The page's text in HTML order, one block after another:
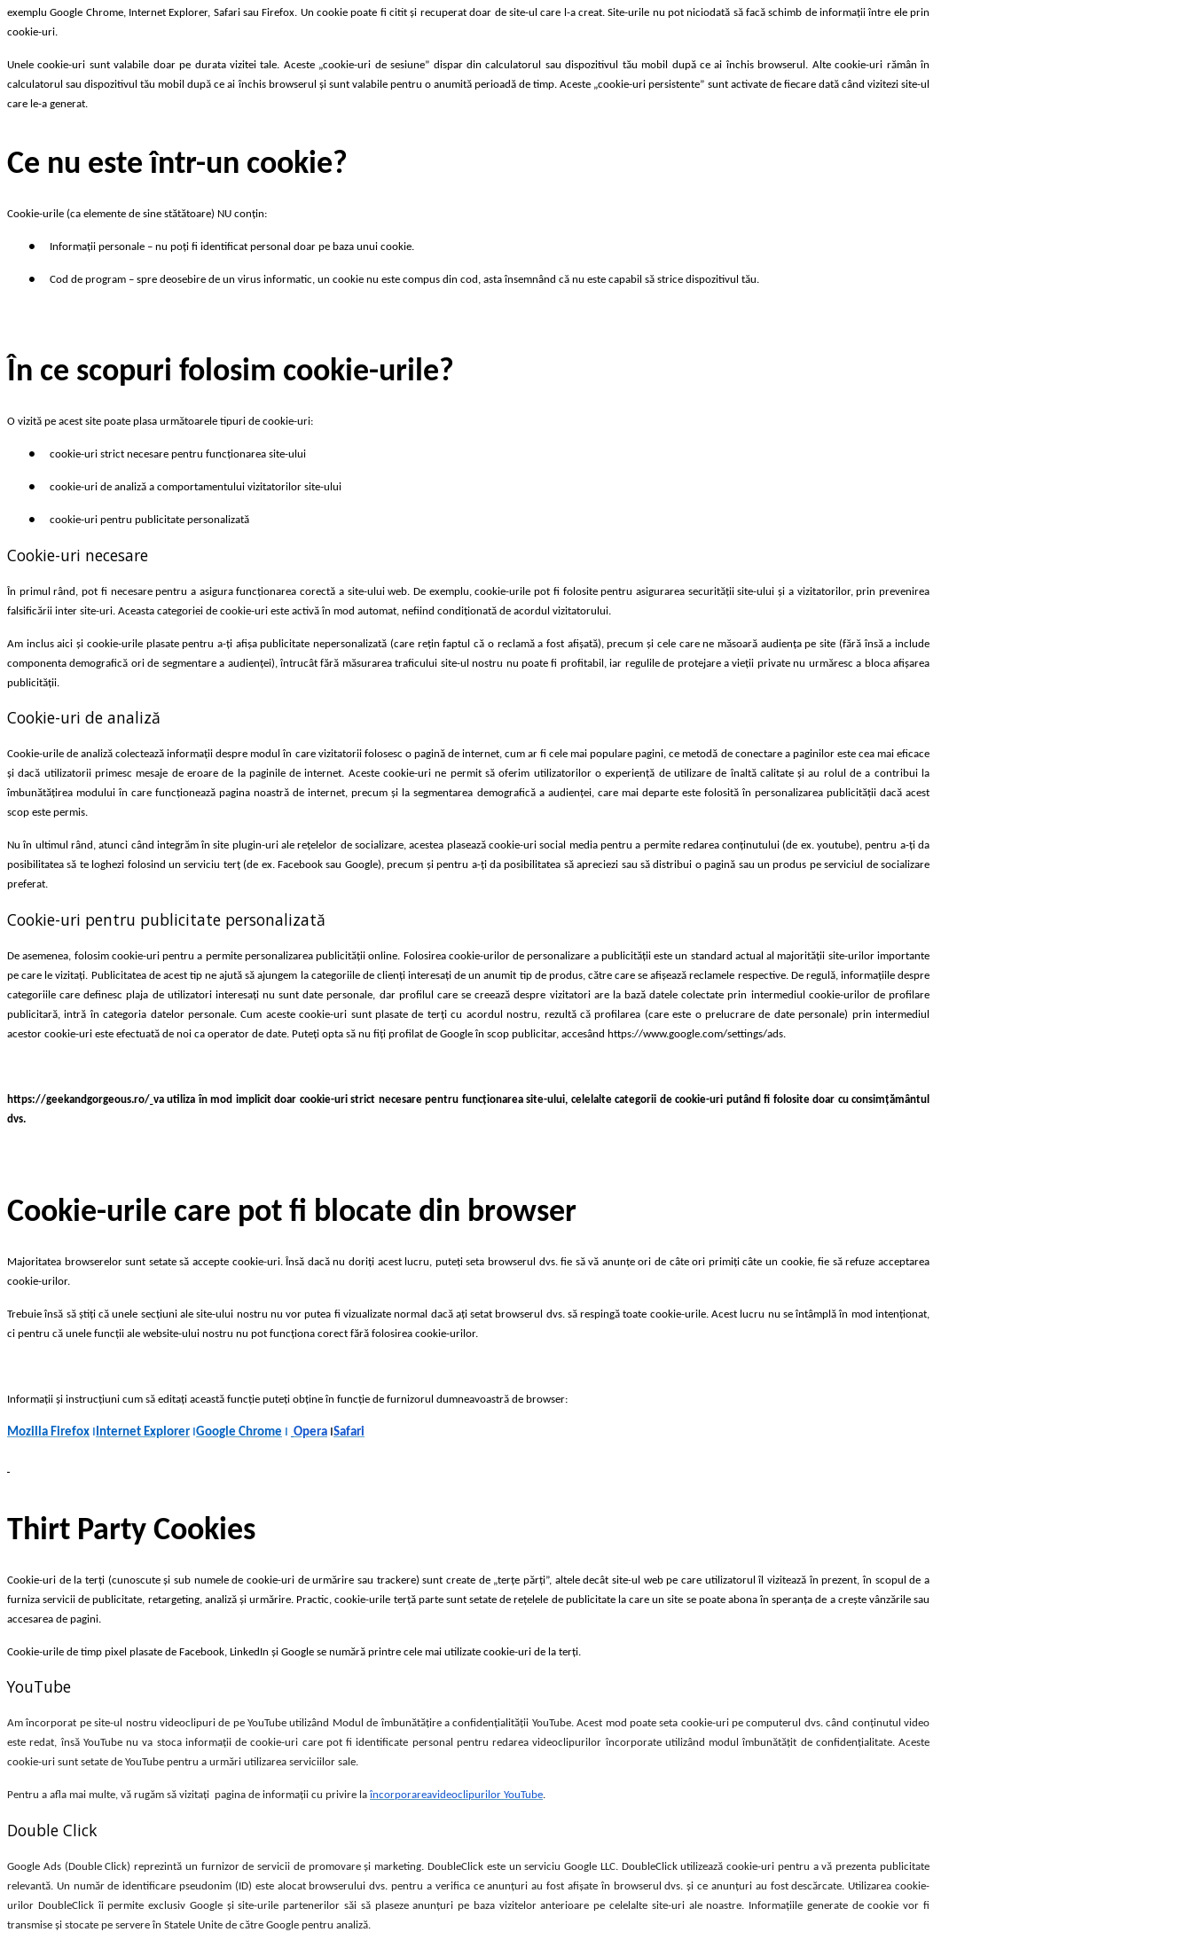
exemplu Google Chrome, Internet Explorer, Safari sau Firefox. Un cookie poate fi citit și recuperat doar de site-ul care l-a creat. Site-urile nu pot niciodată să facă schimb de informații între ele prin
cookie-uri.
Unele cookie-uri sunt valabile doar pe durata vizitei tale. Aceste „cookie-uri de sesiune” dispar din calculatorul sau dispozitivul tău mobil după ce ai închis browserul. Alte cookie-uri rămân în
calculatorul sau dispozitivul tău mobil după ce ai închis browserul și sunt valabile pentru o anumită perioadă de timp. Aceste „cookie-uri persistente” sunt activate de fiecare dată când vizitezi site-ul
care le-a generat.
Ce nu este într-un cookie?
Cookie-urile (ca elemente de sine stătătoare) NU conțin:
● Informații personale – nu poți fi identificat personal doar pe baza unui cookie.
● Cod de program – spre deosebire de un virus informatic, un cookie nu este compus din cod, asta însemnând că nu este capabil să strice dispozitivul tău.
În ce scopuri folosim cookie-urile?
O vizită pe acest site poate plasa următoarele tipuri de cookie-uri:
● cookie-uri strict necesare pentru funcționarea site-ului
● cookie-uri de analiză a comportamentului vizitatorilor site-ului
● cookie-uri pentru publicitate personalizată
Cookie-uri necesare
În primul rând, pot fi necesare pentru a asigura funcţionarea corectă a site-ului web. De exemplu, cookie-urile pot fi folosite pentru asigurarea securității site-ului și a vizitatorilor, prin prevenirea
falsificării inter site-uri. Aceasta categoriei de cookie-uri este activă în mod automat, nefiind condiţionată de acordul vizitatorului.
Am inclus aici şi cookie-urile plasate pentru a-ţi afişa publicitate nepersonalizată (care reţin faptul că o reclamă a fost afişată), precum şi cele care ne măsoară audienţa pe site (fără însă a include
componenta demografică ori de segmentare a audienţei), întrucât fără măsurarea traficului site-ul nostru nu poate fi profitabil, iar regulile de protejare a vieţii private nu urmăresc a bloca afişarea
publicităţii.
Cookie-uri de analiză
Cookie-urile de analiză colectează informații despre modul în care vizitatorii folosesc o pagină de internet, cum ar fi cele mai populare pagini, ce metodă de conectare a paginilor este cea mai eficace
și dacă utilizatorii primesc mesaje de eroare de la paginile de internet. Aceste cookie-uri ne permit să oferim utilizatorilor o experiență de utilizare de înaltă calitate şi au rolul de a contribui la
îmbunătățirea modului în care funcționează pagina noastră de internet, precum şi la segmentarea demografică a audienţei, care mai departe este folosită în personalizarea publicităţii dacă acest
scop este permis.
Nu în ultimul rând, atunci când integrăm în site plugin-uri ale reţelelor de socializare, acestea plasează cookie-uri social media pentru a permite redarea conţinutului (de ex. youtube), pentru a-ţi da
posibilitatea să te loghezi folosind un serviciu terţ (de ex. Facebook sau Google), precum şi pentru a-ţi da posibilitatea să apreciezi sau să distribui o pagină sau un produs pe serviciul de socializare
preferat.
Cookie-uri pentru publicitate personalizată
De asemenea, folosim cookie-uri pentru a permite personalizarea publicităţii online. Folosirea cookie-urilor de personalizare a publicității este un standard actual al majorității site-urilor importante
pe care le vizitați. Publicitatea de acest tip ne ajută să ajungem la categoriile de clienți interesați de un anumit tip de produs, către care se afişează reclamele respective. De regulă, informațiile despre
categoriile care definesc plaja de utilizatori interesați nu sunt date personale, dar profilul care se creează despre vizitatori are la bază datele colectate prin intermediul cookie-urilor de profilare
publicitară, intră în categoria datelor personale. Cum aceste cookie-uri sunt plasate de terți cu acordul nostru, rezultă că profilarea (care este o prelucrare de date personale) prin intermediul
acestor cookie-uri este efectuată de noi ca operator de date. Puteţi opta să nu fiţi profilat de Google în scop publicitar, accesând https://www.google.com/settings/ads.
https://geekandgorgeous.ro/ va utiliza în mod implicit doar cookie-uri strict necesare pentru funcționarea site-ului, celelalte categorii de cookie-uri putând fi folosite doar cu consimțământul
dvs.
Cookie-urile care pot fi blocate din browser
Majoritatea browserelor sunt setate să accepte cookie-uri. Însă dacă nu doriți acest lucru, puteți seta browserul dvs. fie să vă anunțe ori de câte ori primiți câte un cookie, fie să refuze acceptarea
cookie-urilor.
Trebuie însă să știți că unele secțiuni ale site-ului nostru nu vor putea fi vizualizate normal dacă ați setat browserul dvs. să respingă toate cookie-urile. Acest lucru nu se întâmplă în mod intenționat,
ci pentru că unele funcții ale website-ului nostru nu pot funcționa corect fără folosirea cookie-urilor.
Informaţii şi instrucţiuni cum să editaţi această funcţie puteţi obţine în funcţie de furnizorul dumneavoastră de browser:
Mozilla Firefox Internet Explorer Google Chrome Opera Safari
Thirt Party Cookies
Cookie-uri de la terți (cunoscute și sub numele de cookie-uri de urmărire sau trackere) sunt create de „terțe părți”, altele decât site-ul web pe care utilizatorul îl vizitează în prezent, în scopul de a
furniza servicii de publicitate, retargeting, analiză și urmărire. Practic, cookie-urile terță parte sunt setate de rețelele de publicitate la care un site se poate abona în speranța de a crește vânzările sau
accesarea de pagini.
Cookie-urile de timp pixel plasate de Facebook, LinkedIn și Google se numără printre cele mai utilizate cookie-uri de la terți.
YouTube
Am încorporat pe site-ul nostru videoclipuri de pe YouTube utilizând Modul de îmbunătățire a confidențialității YouTube. Acest mod poate seta cookie-uri pe computerul dvs. când conținutul video
este redat, însă YouTube nu va stoca informații de cookie-uri care pot fi identificate personal pentru redarea videoclipurilor încorporate utilizând modul îmbunătățit de confidențialitate. Aceste
cookie-uri sunt setate de YouTube pentru a urmări utilizarea serviciilor sale.
Pentru a afla mai multe, vă rugăm să vizitați pagina de informații cu privire laîncorporareavideoclipurilor YouTube.
Double Click
Google Ads (Double Click) reprezintă un furnizor de servicii de promovare și marketing. DoubleClick este un serviciu Google LLC. DoubleClick utilizează cookie-uri pentru a vă prezenta publicitate
relevantă. Un număr de identificare pseudonim (ID) este alocat browserului dvs. pentru a verifica ce anunțuri au fost afișate în browserul dvs. și ce anunțuri au fost descărcate. Utilizarea cookie-
urilor DoubleClick îi permite exclusiv Google și site-urile partenerilor săi să plaseze anunțuri pe baza vizitelor anterioare pe celelalte site-uri ale noastre. Informațiile generate de cookie vor fi
transmise și stocate pe servere în Statele Unite de către Google pentru analiză.